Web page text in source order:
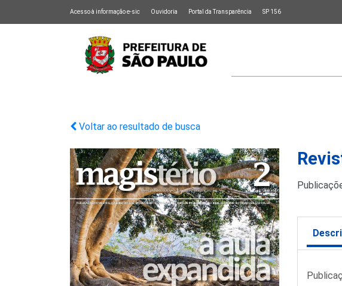
Acesso à informação e-sic Ouvidoria Portal da Transparência SP 156
Voltar ao resultado de busca